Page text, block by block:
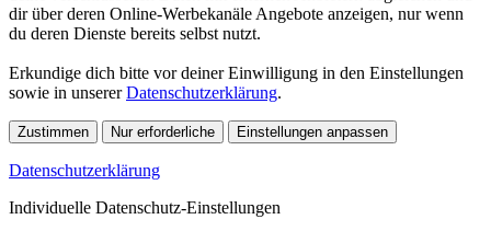
dir über deren Online-Werbekanäle Angebote anzeigen, nur wenn
du deren Dienste bereits selbst nutzt.
Erkundige dich bitte vor deiner Einwilligung in den Einstellungen
sowie in unsererDatenschutzerklärung.
Zustimmen Nur erforderliche Einstellungen anpassen
Datenschutzerklärung
Individuelle Datenschutz-Einstellungen